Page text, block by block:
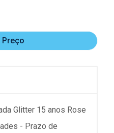
Glitter 15 anos Rose
- Prazo de